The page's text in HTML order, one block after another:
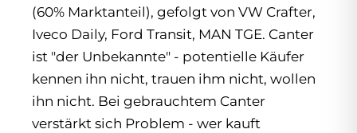
(60% Marktanteil), gefolgt von VW Crafter,
Iveco Daily, Ford Transit, MAN TGE. Canter
ist "der Unbekannte" - potentielle Käufer
kennen ihn nicht, trauen ihm nicht, wollen
ihn nicht. Bei gebrauchtem Canter
verstärkt sich Problem - wer kauft